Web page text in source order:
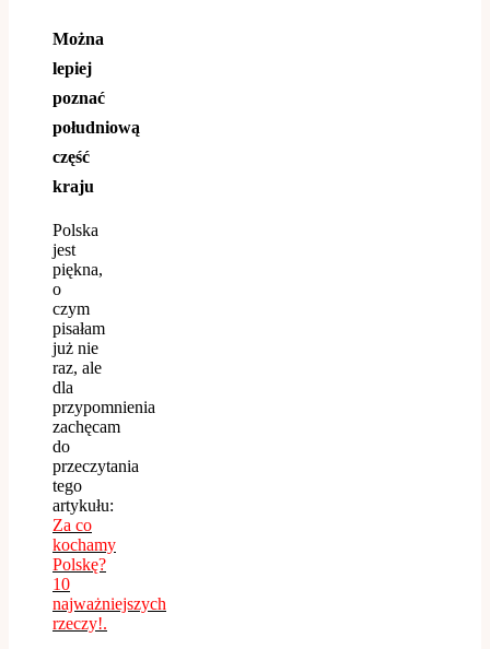
Można
lepiej
poznać
południową
część
kraju
Polska
jest
piękna,
o
czym
pisałam
już nie
raz, ale
dla
przypomnienia
zachęcam
do
przeczytania
tego
artykułu:
Za co
kochamy
Polskę?
10
najważniejszych
rzeczy!.